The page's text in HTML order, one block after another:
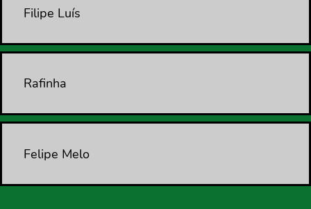
Filipe Luís
Rafinha
Felipe Melo